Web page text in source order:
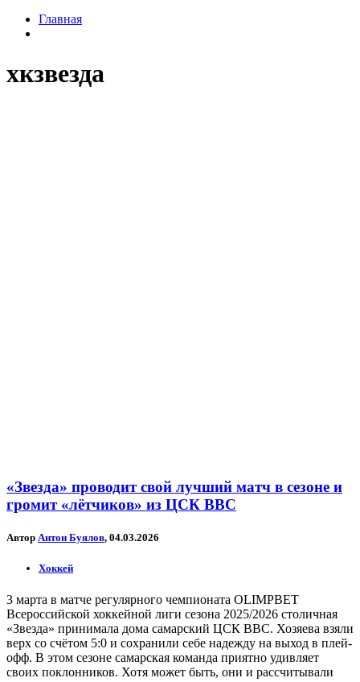
Главная
хкзвезда
«Звезда» проводит свой лучший матч в сезоне и
громит «лётчиков» из ЦСК ВВС
Автор Антон Буялов, 04.03.2026
Хоккей
3 марта в матче регулярного чемпионата OLIMPBET
Всероссийской хоккейной лиги сезона 2025/2026 столичная
«Звезда» принимала дома самарский ЦСК ВВС. Хозяева взяли
верх со счётом 5:0 и сохранили себе надежду на выход в плей-
офф. В этом сезоне самарская команда приятно удивляет
своих поклонников. Хотя может быть, они и рассчитывали